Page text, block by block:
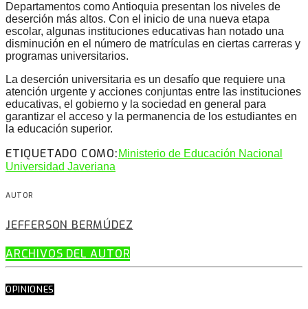
Departamentos como Antioquia presentan los niveles de
deserción más altos. Con el inicio de una nueva etapa
escolar, algunas instituciones educativas han notado una
disminución en el número de matrículas en ciertas carreras y
programas universitarios.
La deserción universitaria es un desafío que requiere una
atención urgente y acciones conjuntas entre las instituciones
educativas, el gobierno y la sociedad en general para
garantizar el acceso y la permanencia de los estudiantes en
la educación superior.
ETIQUETADO COMO: Ministerio de Educación Nacional
Universidad Javeriana
AUTOR
JEFFERSON BERMÚDEZ
ARCHIVOS DEL AUTOR
OPINIONES